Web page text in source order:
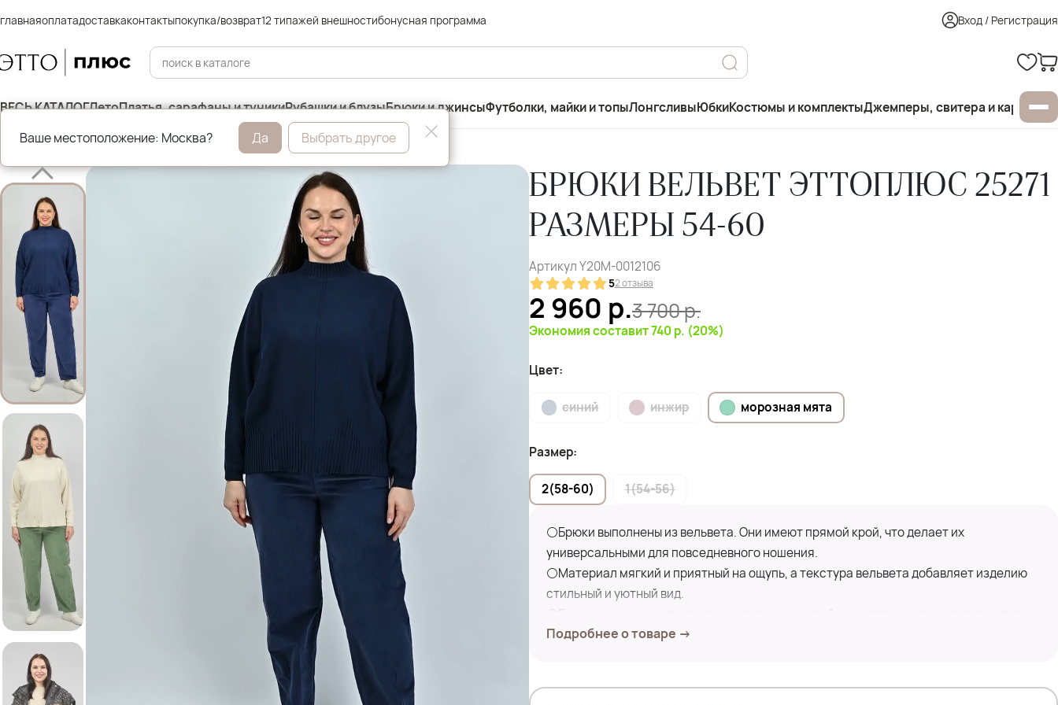
главнаяоплатадоставкаконтактыпокупка/возврат12 типажей внешностибонусная программа Вход / Регистрация
ВЕСЬ КАТАЛОГЛетоПлатья, сарафаны и туникиРубашки и блузыБрюки и джинсыФутболки, майки и топыЛонгсливыЮбкиКостюмы и комплектыДжемперы, свитера и
Главная Брюки и джинсы
БРЮКИ ВЕЛЬВЕТ ЭТТОПЛЮС 25271
РАЗМЕРЫ 54-60
АртикулY20M-0012106
52 отзыва
2 960 р.3 700р.
Экономия составит 740 р. (20%)
Цвет:
синий инжир морозная мята
Размер:
2(58-60) 1(54-56)
⚪Брюки выполнены из вельвета. Они имеют прямой крой, что делает их
универсальными для повседневного ношения.
⚪Материал мягкий и приятный на ощупь, а текстура вельвета добавляет изделию
стильный и уютный вид.
⚪Брюки оснащены стандартным поясом со шлейками для ремня, застегиваются на
пуговицу и молнию, что обеспечивает удобство в использовании.
Подробнее о товаре →
Ваше местоположение: Москва? Да Выбрать другое